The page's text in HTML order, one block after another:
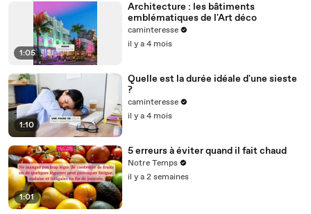
1:05
Architecture : les bâtiments
emblématiques de l'Art déco
caminteresse
il y a 4 mois
1:10
Quelle est la durée idéale d'une sieste
?
caminteresse
il y a 4 mois
1:01
5 erreurs à éviter quand il fait chaud
Notre Temps
il y a 2 semaines